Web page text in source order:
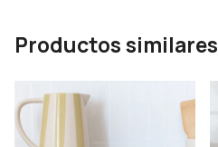
Productos similares